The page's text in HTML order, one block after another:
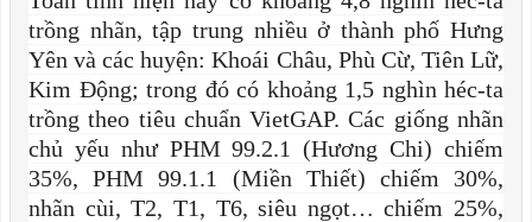
trồng nhãn, tập trung nhiều ở thành phố Hưng
Yên và các huyện: Khoái Châu, Phù Cừ, Tiên Lữ,
Kim Động; trong đó có khoảng 1,5 nghìn héc-ta
trồng theo tiêu chuẩn VietGAP. Các giống nhãn
chủ yếu như PHM 99.2.1 (Hương Chi) chiếm
35%, PHM 99.1.1 (Miền Thiết) chiếm 30%,
nhãn cùi, T2, T1, T6, siêu ngọt… chiếm 25%,